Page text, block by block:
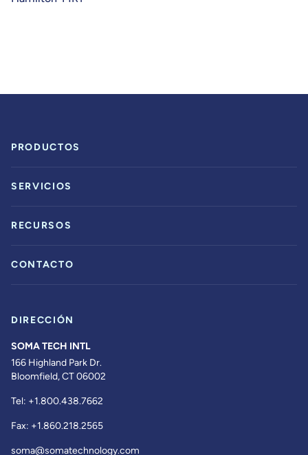
PRODUCTOS
SERVICIOS
RECURSOS
CONTACTO
DIRECCIÓN
SOMA TECH INTL
166 Highland Park Dr.
Bloomfield, CT 06002
Tel: +1.800.438.7662
Fax: +1.860.218.2565
soma@somatechnology.com